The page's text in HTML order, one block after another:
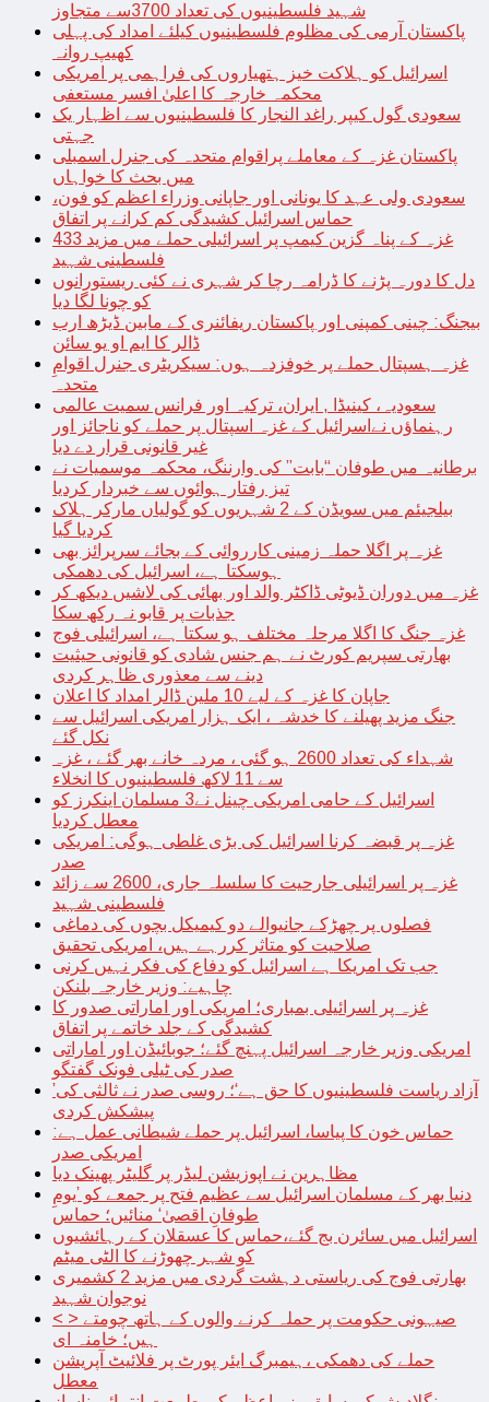
شہید فلسطینیوں کی تعداد 3700سے متجاوز
پاکستان آرمی کی مظلوم فلسطینیوں کیلئے امداد کی پہلی
کھیپ روانہ
اسرائیل کو ہلاکت خیز ہتھیاروں کی فراہمی پر امریکی
محکمہ خارجہ کا اعلیٰ افسر مستعفی
سعودی گول کیپر راغد النجار کا فلسطینیوں سے اظہار یک
جہتی
پاکستان غزہ کے معاملے پراقوام متحدہ کی جنرل اسمبلی
میں بحث کا خواہاں
سعودی ولی عہد کا یونانی اور جاپانی وزراء اعظم کو فون،
حماس اسرائیل کشیدگی کم کرانے پر اتفاق
غزہ کے پناہ گزین کیمپ پر اسرائیلی حملے میں مزید 433
فلسطینی شہید
دل کا دورہ پڑنے کا ڈرامہ رچا کر شہری نے کئی ریستورانوں
کو چونا لگا دیا
بیجنگ: چینی کمپنی اور پاکستان ریفائنری کے مابین ڈیڑھ ارب
ڈالر کا ایم او یو سائن
غزہ ہسپتال حملے پر خوفزدہ ہوں: سیکریٹری جنرل اقوامِ
متحدہ
سعودیہ، کینیڈا , ایران، ترکیہ اور فرانس سمیت عالمی
رہنماؤں نےاسرائیل کے غزہ اسپتال پر حملے کو ناجائز اور
غیر قانونی قرار دے دیا
برطانیہ میں طوفان “بابت” کی وارننگ، محکمہ موسمیات نے
تیز رفتار ہوائوں سے خبردار کردیا
بیلجیئم میں سویڈن کے 2 شہریوں کو گولیاں مارکر ہلاک
کردیا گیا
غزہ پر اگلا حملہ زمینی کارروائی کے بجائے سرپرائز بھی
ہوسکتا ہے، اسرائیل کی دھمکی
غزہ میں دوران ڈیوٹی ڈاکٹر والد اور بھائی کی لاشیں دیکھ کر
جذبات پر قابو نہ رکھ سکا
غزہ جنگ کا اگلا مرحلہ مختلف ہو سکتا ہے، اسرائیلی فوج
بھارتی سپریم کورٹ نے ہم جنس شادی کو قانونی حیثیت
دینے سے معذوری ظاہر کردی
جاپان کا غزہ کے لیے 10 ملین ڈالر امداد کا اعلان
جنگ مزید پھیلنے کا خدشہ ، ایک ہزار امریکی اسرائیل سے
نکل گئے
شہداء کی تعداد 2600 ہو گئی ، مردہ خانے بھر گئے ، غزہ
سے 11 لاکھ فلسطینیوں کا انخلاء
اسرائیل کے حامی امریکی چینل نے3 مسلمان اینکرز کو
معطل کردیا
غزہ پر قبضہ کرنا اسرائیل کی بڑی غلطی ہوگی: امریکی
صدر
غزہ پر اسرائیلی جارحیت کا سلسلہ جاری، 2600 سے زائد
فلسطینی شہید
فصلوں پر چھڑکے جانیوالے دو کیمیکل بچوں کی دماغی
صلاحیت کو متاثر کررہے ہیں، امریکی تحقیق
جب تک امریکا ہے اسرائیل کو دفاع کی فکر نہیں کرنی
چاہیے: وزیر خارجہ بلنکن
غزہ پر اسرائیلی بمباری؛ امریکی اور اماراتی صدور کا
کشیدگی کے جلد خاتمے پر اتفاق
امریکی وزیر خارجہ اسرائیل پہنچ گئے؛ جوبائیڈن اور اماراتی
صدر کی ٹیلی فونک گفتگو
’آزاد ریاست فلسطینیوں کا حق ہے‘؛ روسی صدر نے ثالثی کی
پیشکش کردی
حماس خون کا پیاسا، اسرائیل پر حملے شیطانی عمل ہے:
امریکی صدر
مظاہرین نے اپوزیشن لیڈر پر گلیٹر پھینک دیا
دنیا بھر کے مسلمان اسرائیل سے عظیم فتح پر جمعے کو ’یومِ
طوفانِ اقصیٰ‘ منائیں؛ حماس
اسرائیل میں سائرن بج گئے،حماس کا عسقلان کے رہائشیوں
کو شہر چھوڑنے کا الٹی میٹم
بھارتی فوج کی ریاستی دہشت گردی میں مزید 2 کشمیری
نوجوان شہید
< > صیہونی حکومت پر حملہ کرنے والوں کے ہاتھ چومتے
ہیں؛ خامنہ ای
حملے کی دھمکی ،ہیمبرگ ایئر پورٹ پر فلائیٹ آپریشن
معطل